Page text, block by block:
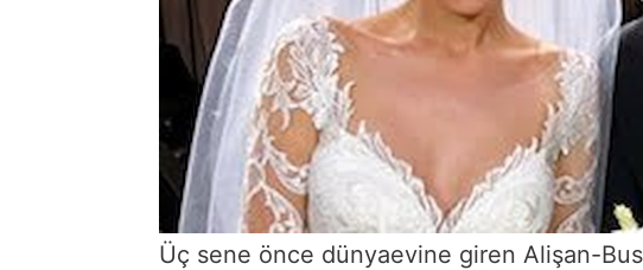
Üç sene önce dünyaevine giren Alişan-